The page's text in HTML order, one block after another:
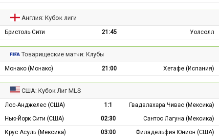
Англия: Кубок лиги
Бристоль Сити 21:45 Уолсолл
Товарищеские матчи: Клубы
Монако (Монако) 21:00 Хетафе (Испания)
США: Кубок Лиг MLS
Лос-Анджелес (США) 1:1
Гвадалахара Чивас (Мексика)
Нью-Йорк Сити (США)
02:30
Сантос Лагуна (Мексика)
Крус Асуль (Мексика)
03:00
Филадельфия Юнион (США)